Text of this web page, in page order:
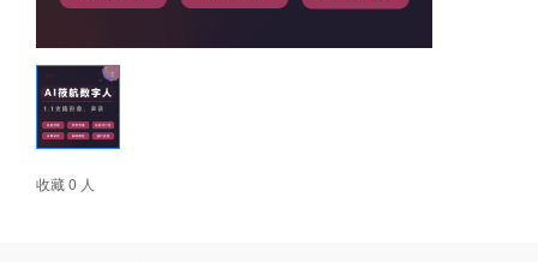
收藏 0 人